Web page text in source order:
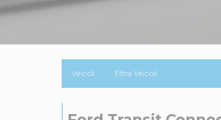
Veicoli Filtra Veicoli